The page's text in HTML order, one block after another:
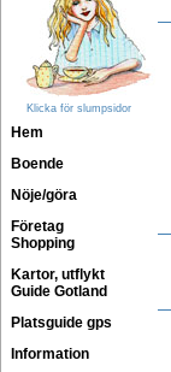
Klicka för slumpsidor
Hem
Boende
Nöje/göra
Företag
Shopping
Kartor, utflykt
Guide Gotland
Platsguide gps
Information